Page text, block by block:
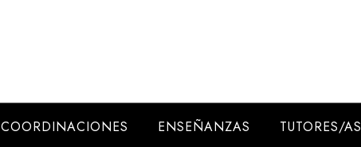
COORDINACIONES ENSEÑANZAS TUTORES/AS